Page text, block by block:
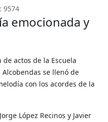
9574
emocionada y
actos de la Escuela
se llenó de
con los acordes de la
López Recinos y Javier